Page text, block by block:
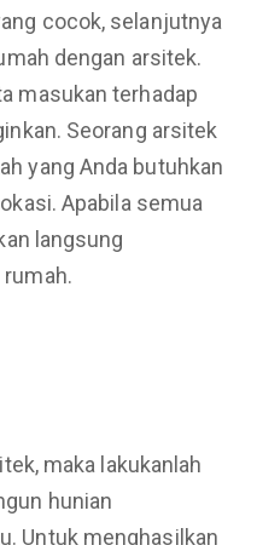
cocok, selanjutnya
dengan arsitek.
masukan terhadap
Seorang arsitek
yang Anda butuhkan
Apabila semua
langsung
maka lakukanlah
hunian
Untuk menghasilkan